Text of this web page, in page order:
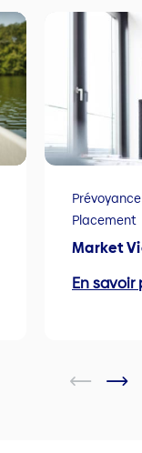
Placement
Market
En savoir